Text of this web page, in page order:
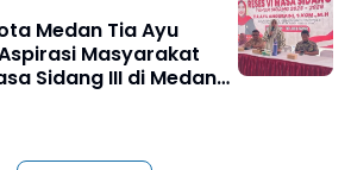
Medan Tia Ayu
Masyarakat
Sidang III di Medan